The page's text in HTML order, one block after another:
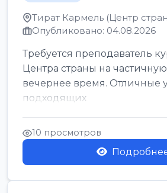
Тират Кармель (Центр
Опубликовано: 04.08.2026
Требуется преподаватель
Центра страны на частичную
вечернее время. Отличные
подходящих
10 просмотров